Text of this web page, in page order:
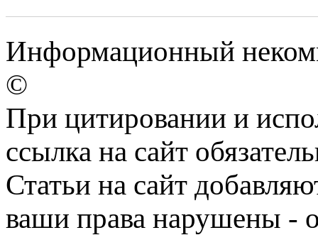
Информационный
©
При цитировании и
ссылка на сайт
Статьи на сайт
ваши права нарушены -